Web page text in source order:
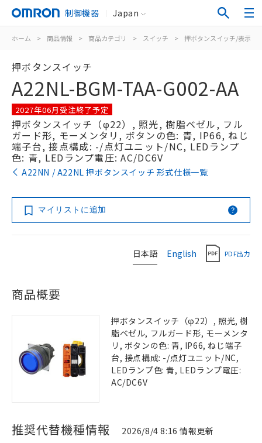
制御機器 Japan
ホーム > 商品情報 > 商品カテゴリ > スイッチ > 押ボタンスイッチ/表示灯
押ボタンスイッチ
A22NL-BGM-TAA-G002-AA
2027年06月受注終了予定
押ボタンスイッチ（φ22）, 照光, 樹脂ベゼル, フル
ガード形, モーメンタリ, ボタンの色: 青, IP66, ねじ
端子台, 接点構成: -/点灯ユニット/NC, LEDランプ
色: 青, LEDランプ電圧: AC/DC6V
A22NN / A22NL 押ボタンスイッチ 形式仕様一覧
マイリストに追加
日本語 English PDF出力
商品概要
押ボタンスイッチ（φ22）, 照光, 樹
脂ベゼル, フルガード形, モーメンタ
リ, ボタンの色: 青, IP66, ねじ端子
台, 接点構成: -/点灯ユニット/NC,
LEDランプ色: 青, LEDランプ電圧:
AC/DC6V
推奨代替機種情報 2026/8/4 8:16 情報更新